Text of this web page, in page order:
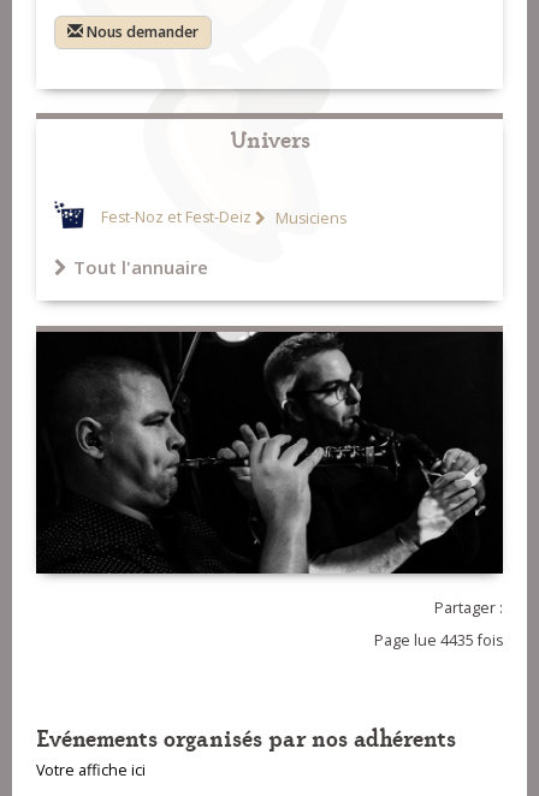
Nous demander
Univers
Fest-Noz et Fest-Deiz Musiciens
Tout l'annuaire
Partager :
Page lue 4435 fois
Evénements organisés par nos adhérents
Votre affiche ici